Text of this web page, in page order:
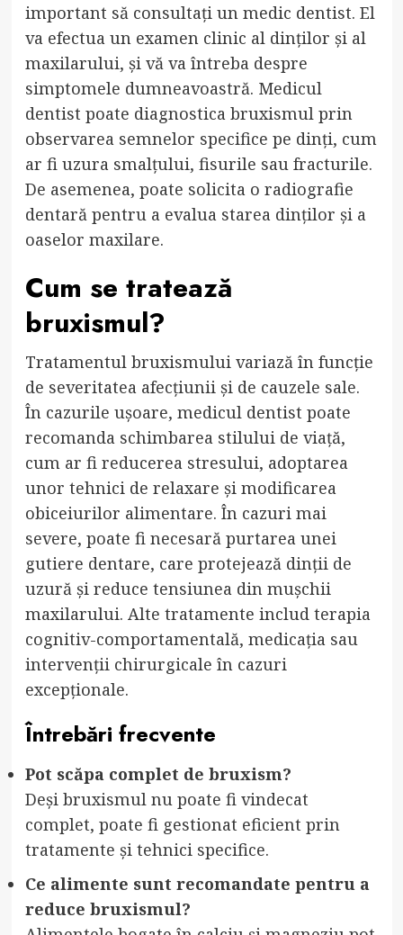
important să consultați un medic dentist. El
va efectua un examen clinic al dinților și al
maxilarului, și vă va întreba despre
simptomele dumneavoastră. Medicul
dentist poate diagnostica bruxismul prin
observarea semnelor specifice pe dinți, cum
ar fi uzura smalțului, fisurile sau fracturile.
De asemenea, poate solicita o radiografie
dentară pentru a evalua starea dinților și a
oaselor maxilare.
Cum se tratează
bruxismul?
Tratamentul bruxismului variază în funcție
de severitatea afecțiunii și de cauzele sale.
În cazurile ușoare, medicul dentist poate
recomanda schimbarea stilului de viață,
cum ar fi reducerea stresului, adoptarea
unor tehnici de relaxare și modificarea
obiceiurilor alimentare. În cazuri mai
severe, poate fi necesară purtarea unei
gutiere dentare, care protejează dinții de
uzură și reduce tensiunea din mușchii
maxilarului. Alte tratamente includ terapia
cognitiv-comportamentală, medicația sau
intervenții chirurgicale în cazuri
excepționale.
Întrebări frecvente
Pot scăpa complet de bruxism?
Deși bruxismul nu poate fi vindecat
complet, poate fi gestionat eficient prin
tratamente și tehnici specifice.
Ce alimente sunt recomandate pentru a
reduce bruxismul?